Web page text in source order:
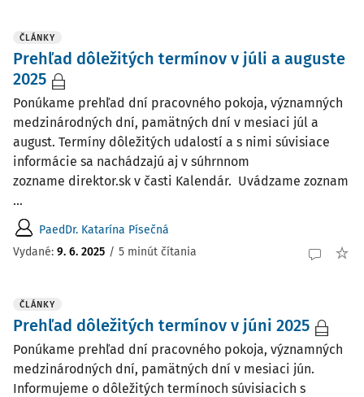
ČLÁNKY
Prehľad dôležitých termínov v júli a auguste
2025
Ponúkame prehľad dní pracovného pokoja, významných
medzinárodných dní, pamätných dní v mesiaci júl a
august. Termíny dôležitých udalostí a s nimi súvisiace
informácie sa nachádzajú aj v súhrnnom
zozname direktor.sk v časti Kalendár. Uvádzame zoznam
...
PaedDr. Katarína Písečná
Vydané: 9. 6. 2025 / 5 minút čítania
ČLÁNKY
Prehľad dôležitých termínov v júni 2025
Ponúkame prehľad dní pracovného pokoja, významných
medzinárodných dní, pamätných dní v mesiaci jún.
Informujeme o dôležitých termínoch súvisiacich s